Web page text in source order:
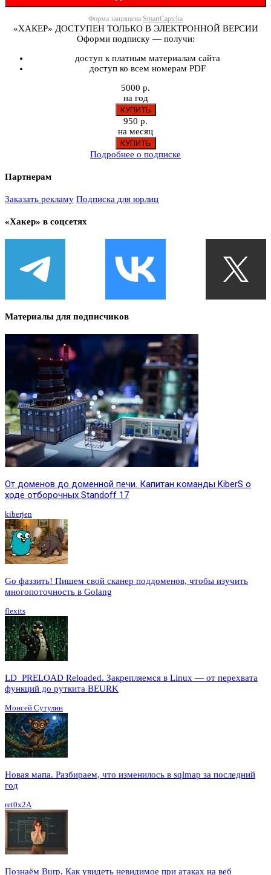
Форма защищена SmartCaptcha
«ХАКЕР» ДОСТУПЕН ТОЛЬКО В ЭЛЕКТРОННОЙ ВЕРСИИ
Оформи подписку — получи:
доступ к платным материалам сайта
доступ ко всем номерам PDF
5000 р.
на год
950 р.
на месяц
Подробнее о подписке
Партнерам
Заказать рекламу Подписка для юрлиц
«Хакер» в соцсетях
Материалы для подписчиков
От доменов до доменной печи. Капитан команды KiberS о
ходе отборочных Standoff 17
kiberjen
Go фаззить! Пишем свой сканер поддоменов, чтобы изучить
многопоточность в Golang
flexits
LD_PRELOAD Reloaded. Закрепляемся в Linux — от перехвата
функций до руткита BEURK
Моисей Сутулин
Новая мапа. Разбираем, что изменилось в sqlmap за последний
год
ret0x2A
Познаём Burp. Как увидеть невидимое при атаках на веб